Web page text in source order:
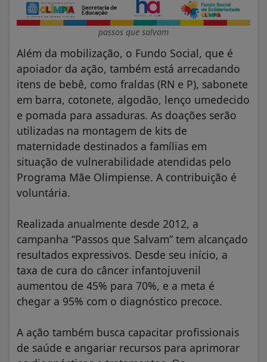
passos que salvam
Além da mobilização, o Fundo Social, que é
apoiador da ação, também está arrecadando
itens de bebê, como fraldas (RN e P), sabonete
em barra, cotonete, algodão, lenço umedecido
e pomada para assaduras. As doações serão
utilizadas na montagem de kits de
maternidade destinados a famílias em
situação de vulnerabilidade atendidas pelo
Programa Mãe Olimpiense. A contribuição é
voluntária.
Realizada anualmente desde 2012, a
campanha “Passos que Salvam” tem alcançado
resultados expressivos. Desde seu início, a
taxa de cura do câncer infantojuvenil
aumentou de 45% para 70%, e a meta é
chegar a 95% com o diagnóstico precoce.
A ação também busca capacitar profissionais
de saúde e angariar recursos para aprimorar